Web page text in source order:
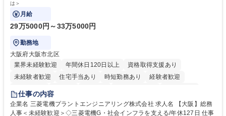
は＞
月給
29万5000円～33万5000円
勤務地
大阪府大阪市北区
業界未経験歓迎
年間休日120日以上
資格取得支援あり
未経験者歓迎
住宅手当あり 時短勤務あり
経験者歓迎
退職金あり
駅近5分以内
土日祝休み 服装自由 寮・社宅あり 食事補助あり
仕事の内容
企業名 三菱電機プラントエンジニアリング株式会社 求人名 【大阪】総務
人事＜未経験歓迎＞◇三菱電機G・社会インフラを支える/年休127日 仕事